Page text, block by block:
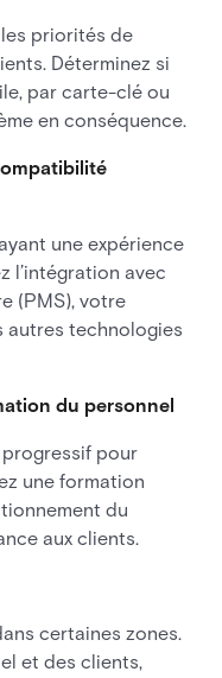
priorités de
Déterminez si
par carte-clé ou
en conséquence.
une expérience
l’intégration avec
(PMS), votre
autres technologies
du personnel
pour
une formation
du
aux clients.
certaines zones.
et des clients,